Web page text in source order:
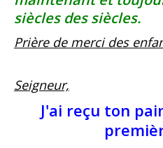
siècles des siècles.
Prière de merci des
Seigneur,
J'ai reçu ton